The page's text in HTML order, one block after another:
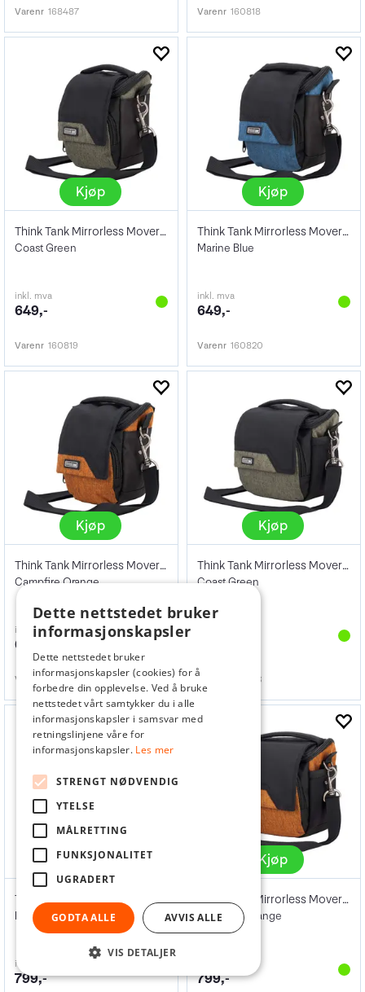
Varenr 168487 Varenr 160818
Kjøp
Think Tank Mirrorless Mover 5 V2
Coast Green
inkl. mva
649,-
Varenr 160819
Kjøp
Think Tank Mirrorless Mover 5 V2
Marine Blue
inkl. mva
649,-
Varenr 160820
Kjøp
Think Tank Mirrorless Mover 5 V2
Campfire Orange
inkl. mva
649,-
Varenr 160821
Kjøp
Think Tank Mirrorless Mover 10 V2
Coast Green
Varenr 160823
Kjøp
Think Tank Mirrorless Mover 10 V2
Marine Blue
inkl. mva
799,-
Kjøp
Think Tank Mirrorless Mover 10 V2
Campfire Orange
799,-
Dette nettstedet bruker
informasjonskapsler
Dette nettstedet bruker
informasjonskapsler (cookies) for å
forbedre din opplevelse. Ved å bruke
nettstedet vårt samtykker du i alle
informasjonskapsler i samsvar med
retningslinjene våre for
informasjonskapsler. Les mer
STRENGT NØDVENDIG
YTELSE
MÅLRETTING
FUNKSJONALITET
UGRADERT
GODTA ALLE AVVIS ALLE
VIS DETALJER